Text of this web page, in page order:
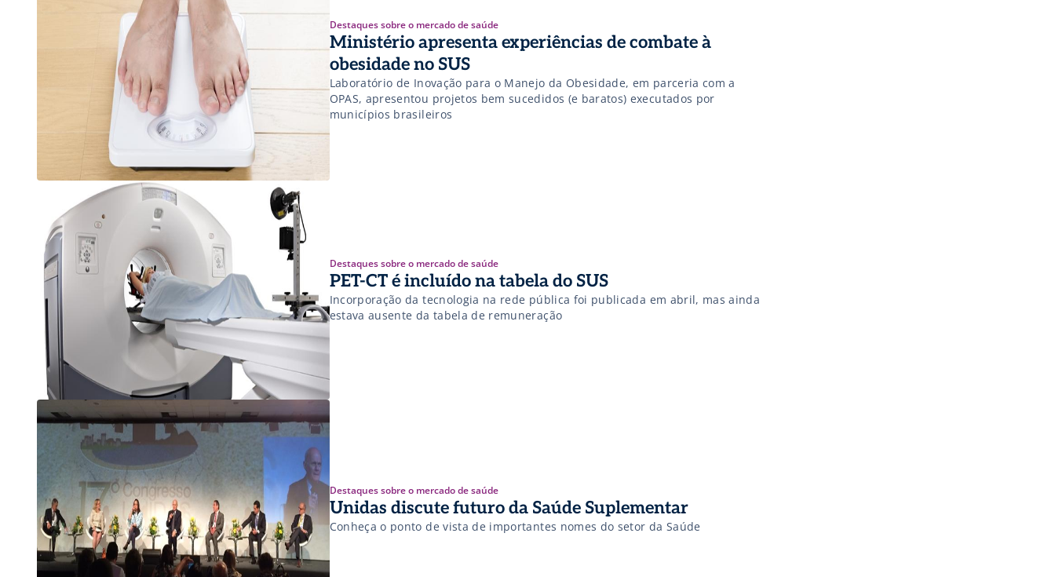
Destaques sobre o mercado de saúde
Ministério apresenta experiências de combate à
obesidade no SUS
Laboratório de Inovação para o Manejo da Obesidade, em parceria com a
OPAS, apresentou projetos bem sucedidos (e baratos) executados por
municípios brasileiros
Destaques sobre o mercado de saúde
PET-CT é incluído na tabela do SUS
Incorporação da tecnologia na rede pública foi publicada em abril, mas ainda
estava ausente da tabela de remuneração
Destaques sobre o mercado de saúde
Unidas discute futuro da Saúde Suplementar
Conheça o ponto de vista de importantes nomes do setor da Saúde